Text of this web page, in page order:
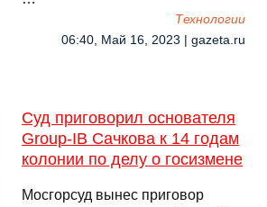
Технологии
06:40, Май 16, 2023 | gazeta.ru
Суд приговорил основателя
Group-IB Сачкова к 14 годам
колонии по делу о госизмене
Мосгорсуд вынес приговор